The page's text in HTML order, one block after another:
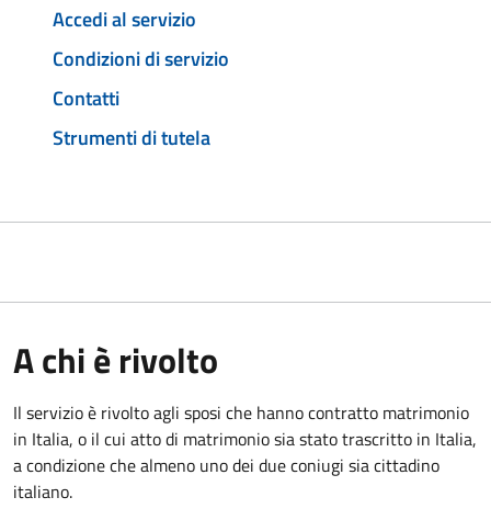
Accedi al servizio
Condizioni di servizio
Contatti
Strumenti di tutela
A chi è rivolto
Il servizio è rivolto agli sposi che hanno contratto matrimonio
in Italia, o il cui atto di matrimonio sia stato trascritto in Italia,
a condizione che almeno uno dei due coniugi sia cittadino
italiano.